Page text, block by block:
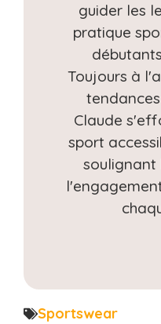
guider les
pratique
Toujours à
Claude
sport
soulignant
Sportswear